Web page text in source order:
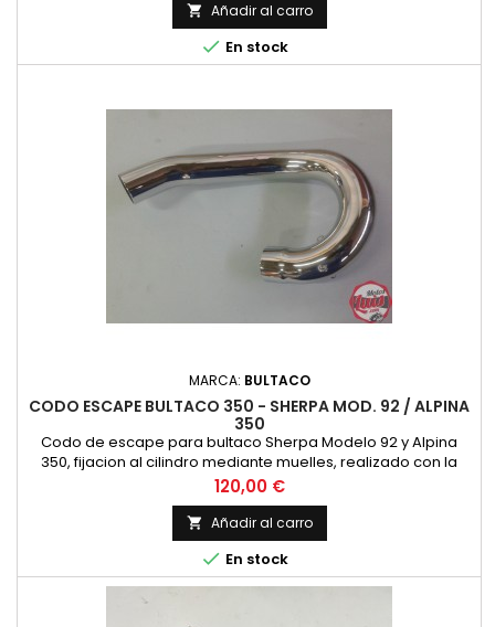
 Añadir al carro
 En stock
MARCA: BULTACO
CODO ESCAPE BULTACO 350 - SHERPA MOD. 92 / ALPINA
350
Codo de escape para bultaco Sherpa Modelo 92 y Alpina
350, fijacion al cilindro mediante muelles, realizado con la
mejor calidad fiel replica del original. NUEVO
Precio
120,00 €
 Añadir al carro
 En stock